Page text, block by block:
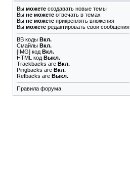
Вы можете создавать новые темы
Вы не можете отвечать в темах
Вы не можете прикреплять вложения
Вы можете редактировать свои сообщения
BB коды Вкл.
Смайлы Вкл.
[IMG] код Вкл.
HTML код Выкл.
Trackbacks are Вкл.
Pingbacks are Вкл.
Refbacks are Выкл.
Правила форума